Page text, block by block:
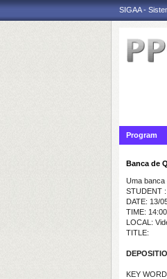
SIGAA -
Program
Banca de
Uma banca
STUDENT
DATE: 13/
TIME: 14:00
LOCAL:
TITLE:
KEY